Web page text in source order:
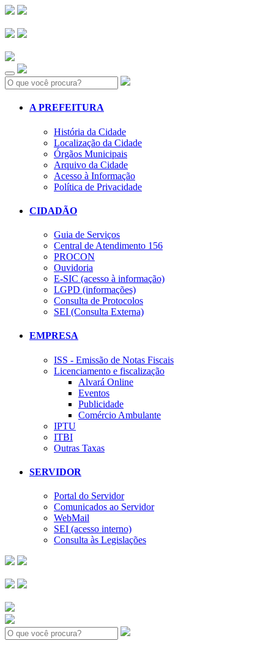
Search:
A PREFEITURA
História da Cidade
Localização da Cidade
Órgãos Municipais
Arquivo da Cidade
Acesso à Informação
Política de Privacidade
CIDADÃO
Guia de Serviços
Central de Atendimento 156
PROCON
Ouvidoria
E-SIC (acesso à informação)
LGPD (informações)
Consulta de Protocolos
SEI (Consulta Externa)
EMPRESA
ISS - Emissão de Notas Fiscais
Licenciamento e fiscalização
Alvará Online
Eventos
Publicidade
Comércio Ambulante
IPTU
ITBI
Outras Taxas
SERVIDOR
Portal do Servidor
Comunicados ao Servidor
WebMail
SEI (acesso interno)
Consulta às Legislações
Search: